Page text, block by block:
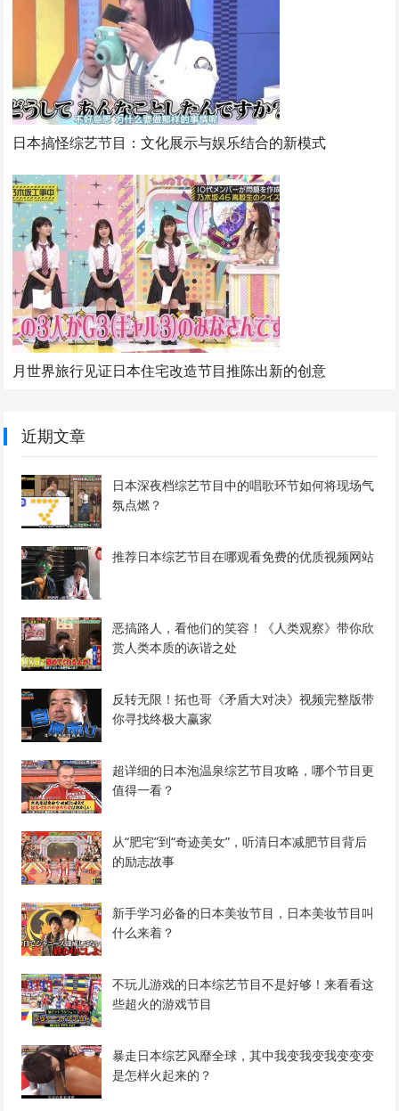
日本搞怪综艺节目：文化展示与娱乐结合的新模式
月世界旅行见证日本住宅改造节目推陈出新的创意
近期文章
日本深夜档综艺节目中的唱歌环节如何将现场气
氛点燃？
推荐日本综艺节目在哪观看免费的优质视频网站
恶搞路人，看他们的笑容！《人类观察》带你欣
赏人类本质的诙谐之处
反转无限！拓也哥《矛盾大对决》视频完整版带
你寻找终极大赢家
超详细的日本泡温泉综艺节目攻略，哪个节目更
值得一看？
从“肥宅”到“奇迹美女”，听清日本减肥节目背后
的励志故事
新手学习必备的日本美妆节目，日本美妆节目叫
什么来着？
不玩儿游戏的日本综艺节目不是好够！来看看这
些超火的游戏节目
暴走日本综艺风靡全球，其中我变我变我变变变
是怎样火起来的？